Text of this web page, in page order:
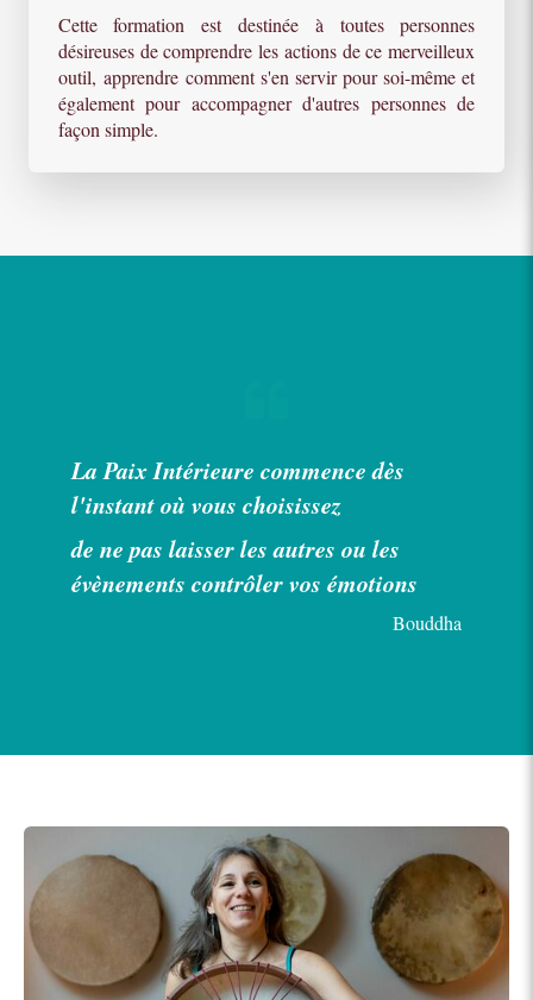
Cette formation est destinée à toutes personnes
désireuses de comprendre les actions de ce merveilleux
outil, apprendre comment s'en servir pour soi-même et
également pour accompagner d'autres personnes de
façon simple.
La Paix Intérieure commence dès
l'instant où vous choisissez
de ne pas laisser les autres ou les
évènements contrôler vos émotions
Bouddha